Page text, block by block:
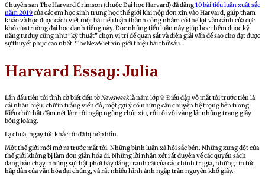
Chuyên san The Harvard Crimson (thuộc Đại học Harvard) đã đăng10 bài tiểu luận xuất sắc
năm 2019của các em học sinh trung học thế giới khi nộp đơn xin vào Harvard, giúp tham
khảo và học được cách viết một bài tiểu luận thành công nhằm có thể lọt vào cánh cửa cực
khó của trường đại học danh tiếng này. Đọc những tiểu luận này giúp học thêm được kỹ
năng tư duy cũng như “kỹ thuật” chọn vị trí để quan sát và diễn giải vấn đề sao cho đạt được
sự thuyết phục cao nhất. TheNewViet xin giới thiệu bài thứ sáu…
Harvard Essay: Julia
Lần đầu tiên tôi tình cờ biết đến tờNewsweeklà năm lớp 9. Điều đập vô mắt tôi trước tiên là
cái nhãn hiệu: chữ in trắng viền đỏ, một gợi ý có những câu chuyện hệ trọng bên trong.
Kiểu chữ thật đậm nét làm tôi ngập ngừng chút xíu, rồi tôi vội vàng lật những trang giấy
bóng loáng.
Lạ chưa, ngay tức khắc tôi đã bị hớp hồn.
Một thế giới mới mở ra trước mắt tôi. Những bình luận xã hội sắc bén. Những xung đột của
thế giới không bị làm đơn giản hóa đi. Những lời nhận xét rất duyên về các quyển sách
đang bán chạy, những sự thật phơi bày đáng tranh cãi của các chính trị gia, những tin tức
hấp dẫn của văn hóa đại chúng, và rất nhiều hình ảnh ngập tràn nguyên khổ giấy.